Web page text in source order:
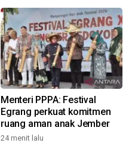
Menteri PPPA: Festival
Egrang perkuat komitmen
ruang aman anak Jember
24 menit lalu